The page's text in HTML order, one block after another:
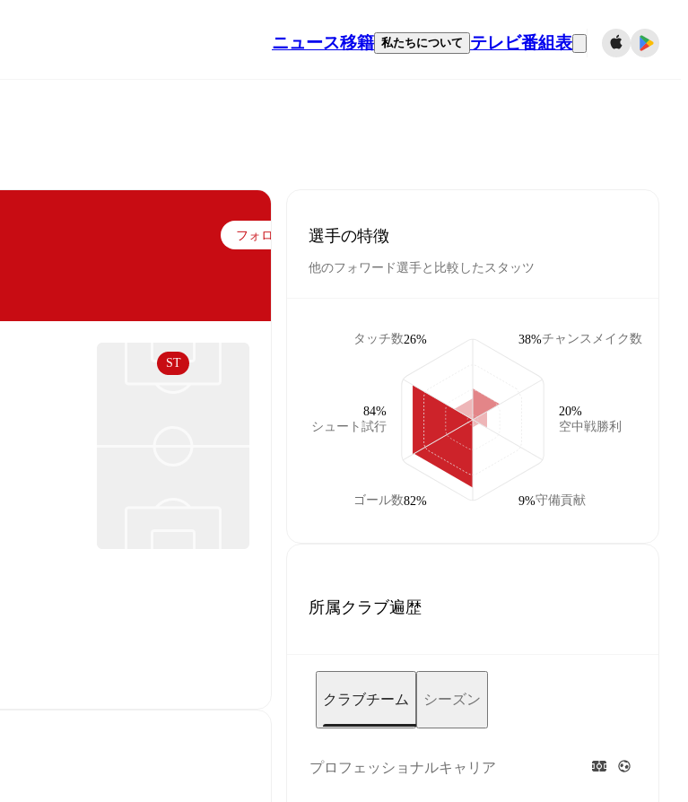
ニュース移籍 私たちについて テレビ番組表
フォロー
ST
選手の特徴
他のフォワード選手と比較したスタッツ
タッチ数26%
シュート試行
84%
ゴール数82%
チャンスメイク数
38%
空中戦勝利
20%
守備貢献
9%
所属クラブ遍歴
クラブチーム シーズン
プロフェッショナルキャリア